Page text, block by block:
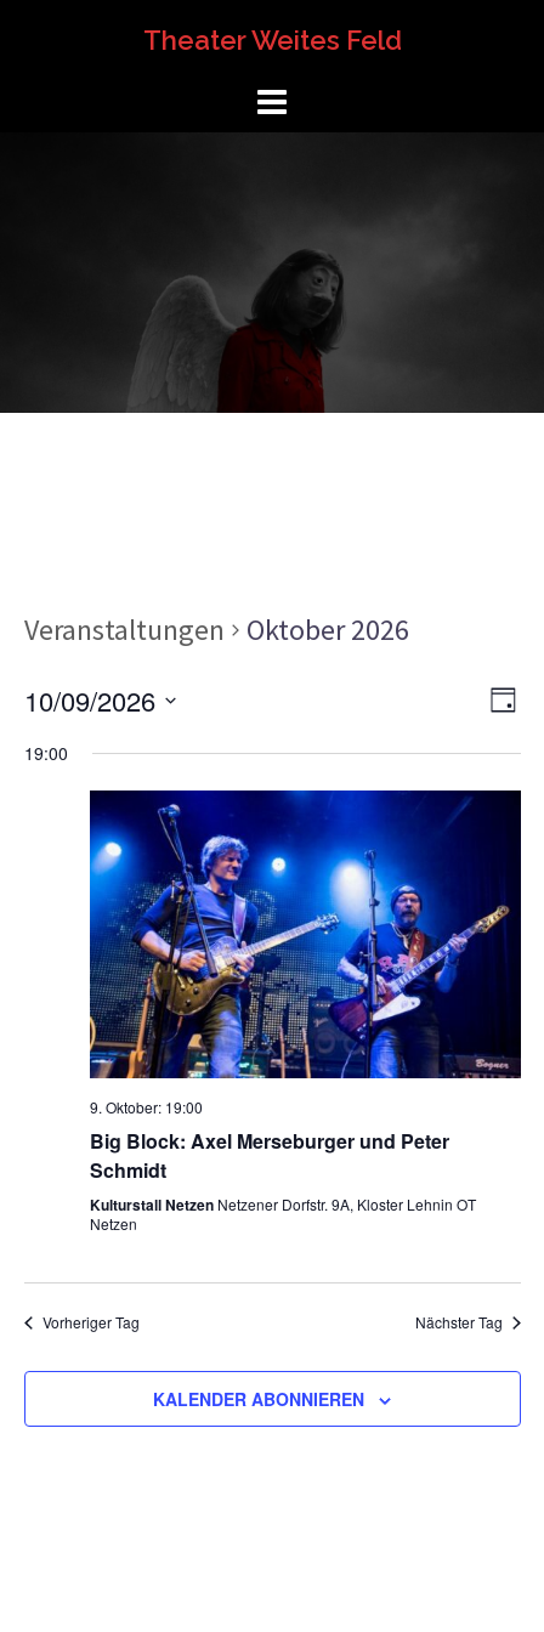
Theater Weites Feld
Veranstaltungen Oktober 2026
TAG
10/09/2026
19:00
9. Oktober: 19:00
Big Block: Axel Merseburger und Peter
Schmidt
Kulturstall Netzen Netzener Dorfstr. 9A, Kloster Lehnin OT
Netzen
Vorheriger Tag Nächster Tag
KALENDER ABONNIEREN